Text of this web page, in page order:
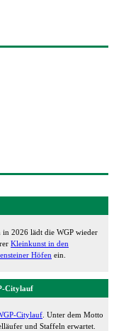
in 2026 lädt die WGP wieder
Kleinkunst in den
Höfen ein.
Citylauf
Citylauf . Unter dem Motto
und Staffeln erwartet.